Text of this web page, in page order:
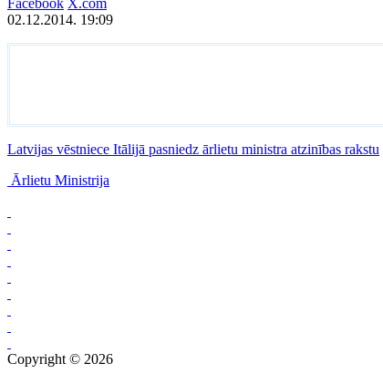
02.12.2014. 19:09
Latvijas vēstniece Itālijā pasniedz ārlietu ministra atzinības rakstu
Ārlietu Ministrija
Copyright © 2026